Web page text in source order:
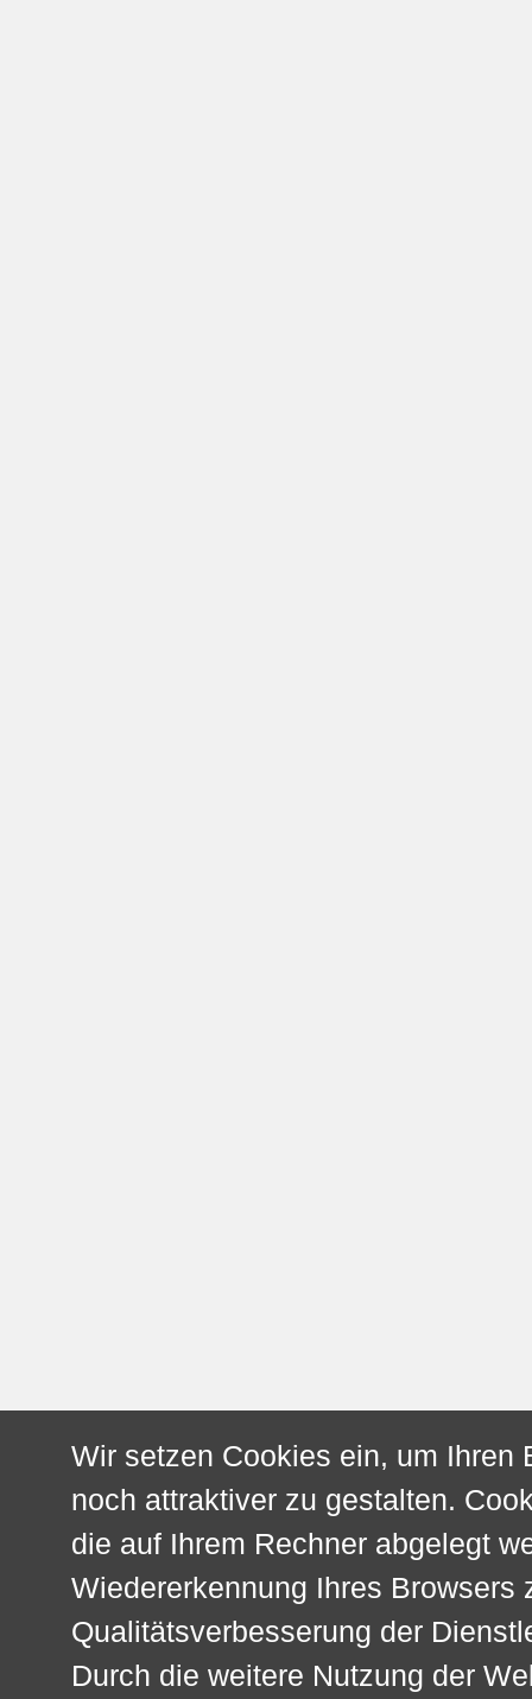
Wir setzen Cookies ein, um Ihren
noch attraktiver zu gestalten.
die auf Ihrem Rechner abgelegt
Wiedererkennung Ihres Browsers
Qualitätsverbesserung der
Durch die weitere Nutzung der